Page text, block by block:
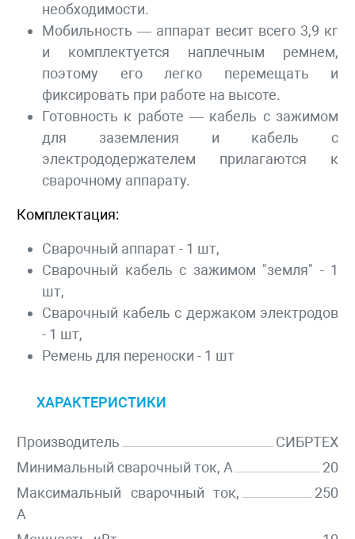
необходимости.
Мобильность — аппарат весит всего 3,9 кг
и комплектуется наплечным ремнем,
поэтому его легко перемещать и
фиксировать при работе на высоте.
Готовность к работе — кабель с зажимом
для заземления и кабель с
электрододержателем прилагаются к
сварочному аппарату.
Комплектация:
Сварочный аппарат - 1 шт,
Сварочный кабель с зажимом "земля" - 1
шт,
Сварочный кабель с держаком электродов
- 1 шт,
Ремень для переноски - 1 шт
ХАРАКТЕРИСТИКИ
Производитель
СИБРТЕХ
Минимальный сварочный ток, А
20
Максимальный сварочный ток,
А
250